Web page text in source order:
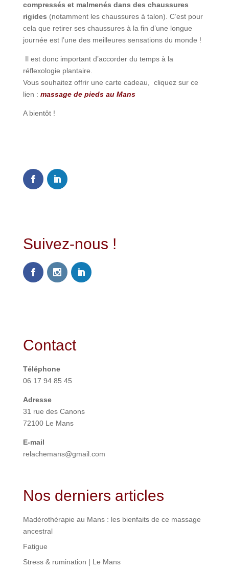
compressés et malmenés dans des chaussures
rigides (notamment les chaussures à talon). C’est pour
cela que retirer ses chaussures à la fin d’une longue
journée est l’une des meilleures sensations du monde !
Il est donc important d’accorder du temps à la
réflexologie plantaire.
Vous souhaitez offrir une carte cadeau, cliquez sur ce
lien : massage de pieds au Mans
A bientôt !
Suivez-nous !
Contact
Téléphone
06 17 94 85 45
Adresse
31 rue des Canons
72100 Le Mans
E-mail
relachemans@gmail.com
Nos derniers articles
Madérothérapie au Mans : les bienfaits de ce massage
ancestral
Fatigue
Stress & rumination | Le Mans